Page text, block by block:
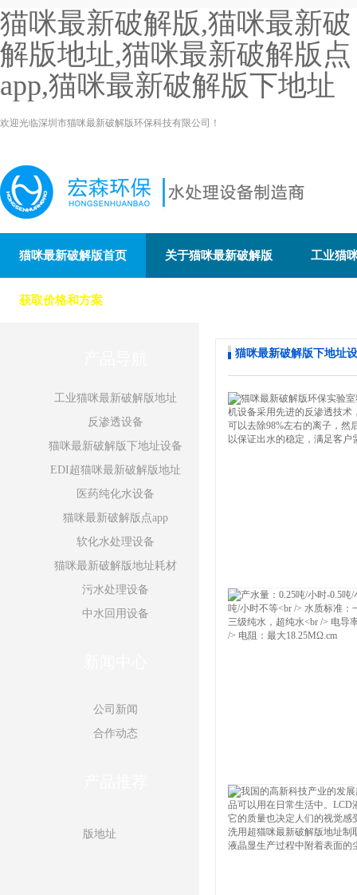
猫咪最新破解版,猫咪最新破
解版地址,猫咪最新破解版点
app,猫咪最新破解版下地址
欢迎光临深圳市猫咪最新破解版环保科技有限公司！
猫咪最新破解版首页 关于猫咪最新破解版 工业猫
获取价格和方案
工业猫咪最新破解版地址
反渗透设备
猫咪最新破解版下地址设备
EDI超猫咪最新破解版地址
医药纯化水设备
猫咪最新破解版点app
软化水处理设备
猫咪最新破解版地址耗材
污水处理设备
中水回用设备
公司新闻
合作动态
工业用猫咪最新破解版地址
猫咪最新破解版下地址